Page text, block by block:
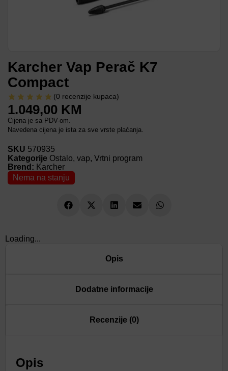
Karcher Vap Perač K7
Compact
(0 recenzije kupaca)
1.049,00 KM
Cijena je sa PDV-om.
Navedena cijena je ista za sve vrste plaćanja.
SKU 570935
Kategorije Ostalo, vap, Vrtni program
Brend: Karcher
Nema na stanju
Loading...
Opis
Dodatne informacije
Recenzije (0)
Opis